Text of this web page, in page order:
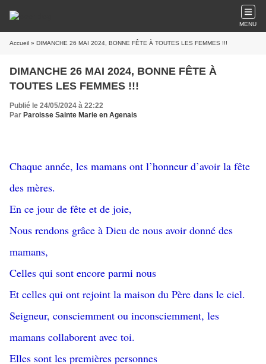
MENU
Accueil » DIMANCHE 26 MAI 2024, BONNE FÊTE À TOUTES LES FEMMES !!!
DIMANCHE 26 MAI 2024, BONNE FÊTE À
TOUTES LES FEMMES !!!
Publié le 24/05/2024 à 22:22
Par Paroisse Sainte Marie en Agenais
Chaque année, les mamans ont l’honneur d’avoir la fête
des mères.
En ce jour de fête et de joie,
Nous rendons grâce à Dieu de nous avoir donné des
mamans,
Celles qui sont encore parmi nous
Et celles qui ont rejoint la maison du Père dans le ciel.
Seigneur, consciemment ou inconsciemment, les
mamans collaborent avec toi.
Elles sont les premières personnes